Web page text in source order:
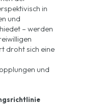
in
und
– werden
droht sich eine
und